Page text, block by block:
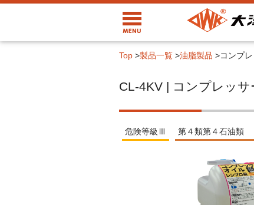
Top >製品一覧 >油脂製品 >コンプ
CL-4KV | コンプレッ
危険等級Ⅲ 第４類第４石油類